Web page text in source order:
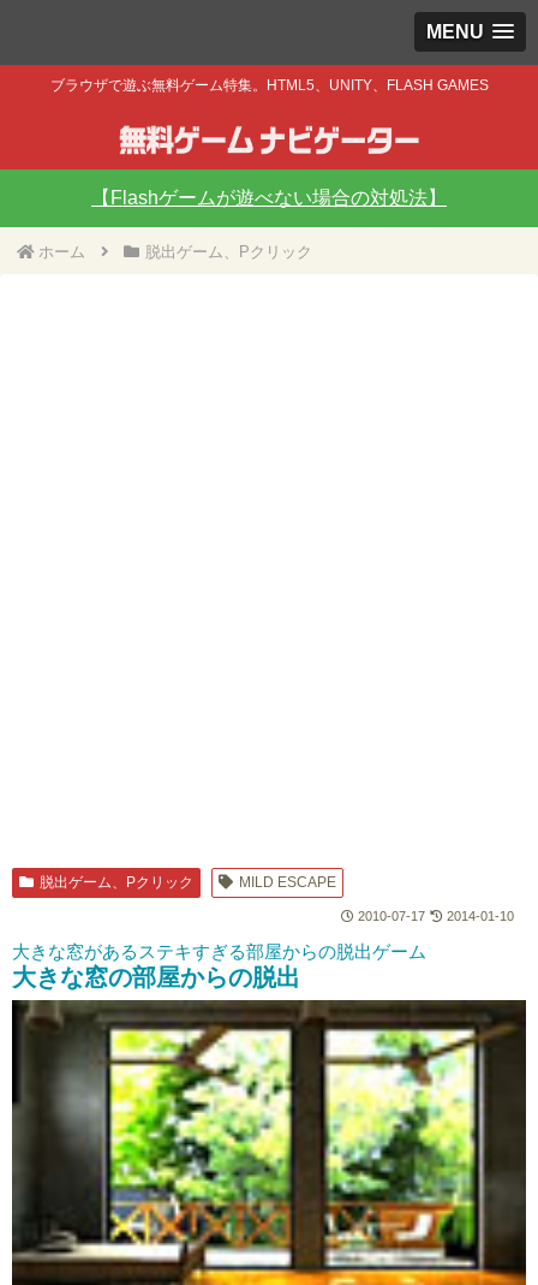
MENU
ブラウザで遊ぶ無料ゲーム特集。HTML5、UNITY、FLASH GAMES
【Flashゲームが遊べない場合の対処法】
ホーム 脱出ゲーム、Pクリック
脱出ゲーム、Pクリック MILD ESCAPE
2010-07-17 2014-01-10
大きな窓があるステキすぎる部屋からの脱出ゲーム
大きな窓の部屋からの脱出